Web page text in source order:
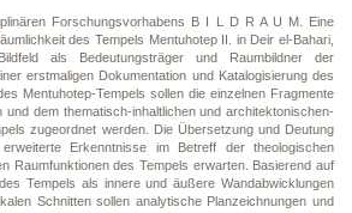
Forschungsvorhabens B I L D R A U M. Eine
des Tempels Mentuhotep II. in Deir el-Bahari,
als Bedeutungsträger und Raumbildner der
erstmaligen Dokumentation und Katalogisierung des
Mentuhotep-Tempels sollen die einzelnen Fragmente
dem thematisch-inhaltlichen und architektonischen-
zugeordnet werden. Die Übersetzung und Deutung
Erkenntnisse im Betreff der theologischen
Raumfunktionen des Tempels erwarten. Basierend auf
Tempels als innere und äußere Wandabwicklungen
Schnitten sollen analytische Planzeichnungen und